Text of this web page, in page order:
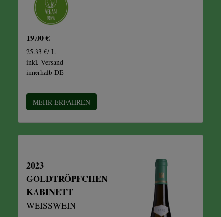
19.00 €
25.33 €/ L
inkl. Versand
innerhalb DE
MEHR ERFAHREN
2023
GOLDTRÖPFCHEN
KABINETT
WEISSWEIN